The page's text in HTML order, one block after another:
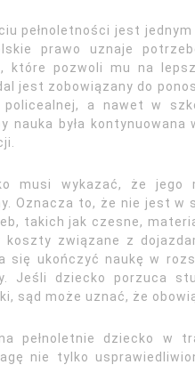
pełnoletności jest
prawo uznaje
które pozwoli mu na
jest zobowiązany do
a nawet w
nauka była
musi wykazać, że jego
Oznacza to, że nie jest w
takich jak czesne,
związane z
ukończyć naukę w
Jeśli dziecko porzuca
sąd może uznać, że
pełnoletnie dziecko w
nie tylko